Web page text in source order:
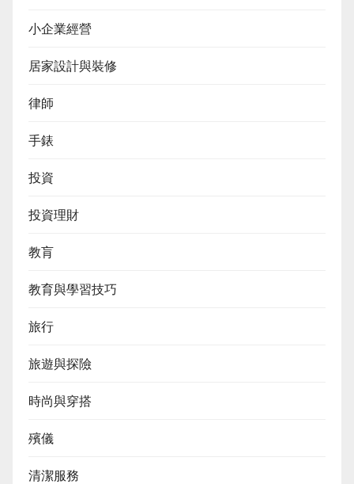
小企業經營
居家設計與裝修
律師
手錶
投資
投資理財
教肓
教育與學習技巧
旅行
旅遊與探險
時尚與穿搭
殯儀
清潔服務